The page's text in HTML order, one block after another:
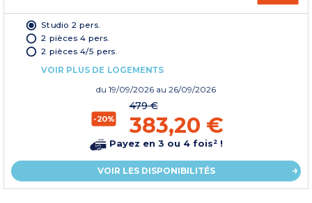
Studio 2 pers.
2 pièces 4 pers.
2 pièces 4/5 pers.
VOIR PLUS DE LOGEMENTS
du 19/09/2026 au 26/09/2026
-20%
479 €
383,20 €
Payez en 3 ou 4 fois² !
VOIR LES DISPONIBILITÉS